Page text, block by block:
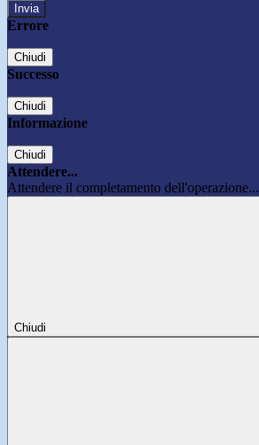
Errore
Chiudi
Successo
Chiudi
Informazione
Chiudi
Attendere...
Attendere il completamento dell'operazione...
Chiudi